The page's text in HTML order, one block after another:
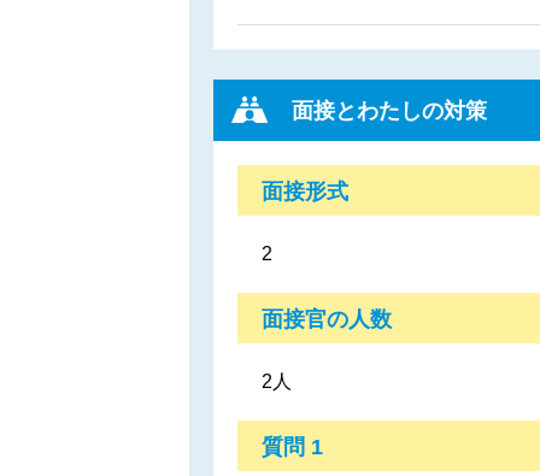
面接とわたしの対策
面接形式
2
面接官の人数
2人
質問 1